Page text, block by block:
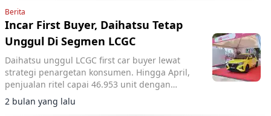
Berita
Incar First Buyer, Daihatsu Tetap
Unggul Di Segmen LCGC
Daihatsu unggul LCGC first car buyer lewat
strategi penargetan konsumen. Hingga April,
penjualan ritel capai 46.953 unit dengan
pangsa pasar 16,3 persen dan posisi merek
otomotif nomor dua.
2 bulan yang lalu